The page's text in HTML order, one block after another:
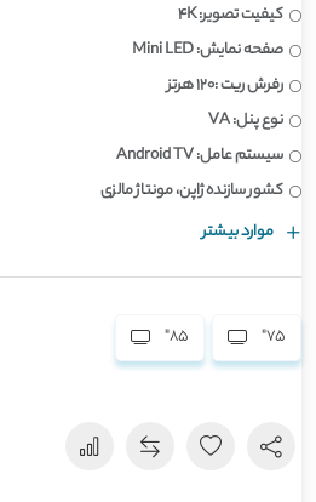
کیفیت تصویر: 4K
صفحه نمایش: Mini LED
رفرش ریت :120 هرتز
نوع پنل: VA
سیستم عامل: Android TV
کشور سازنده ژاپن، مونتاژ مالزی
موارد بیشتر
75"
85"